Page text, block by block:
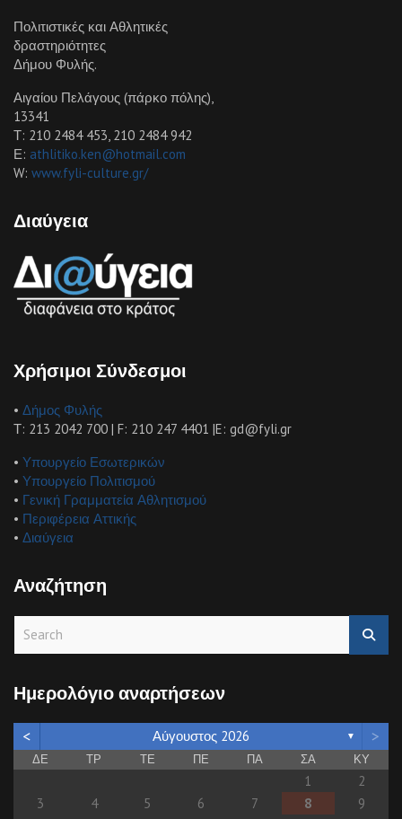
Πολιτιστικές και Αθλητικές
δραστηριότητες
Δήμου Φυλής.
Αιγαίου Πελάγους (πάρκο πόλης),
13341
Τ: 210 2484 453, 210 2484 942
Ε: athlitiko.ken@hotmail.com
W: www.fyli-culture.gr/
Διαύγεια
Χρήσιμοι Σύνδεσμοι
• Δήμος Φυλής
Τ: 213 2042 700 | F: 210 247 4401 |E: gd@fyli.gr
• Υπουργείο Εσωτερικών
• Υπουργείο Πολιτισμού
• Γενική Γραμματεία Αθλητισμού
• Περιφέρεια Αττικής
• Διαύγεια
Αναζήτηση
c
h
Ημερολόγιο αναρτήσεων
< Αύγουστος 2026 ▼ >
ΔΕ ΤΡ ΤΕ ΠΕ ΠΑ ΣΑ ΚΥ
1
2
3
4 5 6 7 8
9